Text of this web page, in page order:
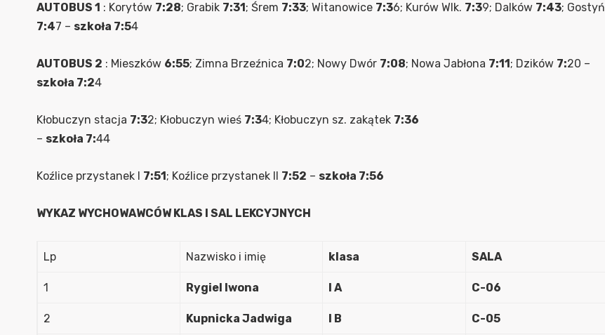
AUTOBUS 1 : Korytów 7:28; Grabik 7:31 ; Śrem 7:33; Witanowice 7:36; Kurów Wlk. 7:39; Dalków 7:43; Gostyń
7:47 – szkoła 7:54
AUTOBUS 2 : Mieszków 6:55; Zimna Brzeźnica 7:02; Nowy Dwór 7:08; Nowa Jabłona 7:11 ; Dzików 7:20 –
szkoła 7:24
Kłobuczyn stacja 7:32; Kłobuczyn wieś 7:34; Kłobuczyn sz. zakątek 7:36
– szkoła 7:44
Koźlice przystanek I 7:51 ; Koźlice przystanek II 7:52 – szkoła 7:56
WYKAZ WYCHOWAWCÓW KLAS I SAL LEKCYJNYCH
Lp Nazwisko i imię klasa SALA
1 Rygiel Iwona I A C-06
2 Kupnicka Jadwiga I B C-05